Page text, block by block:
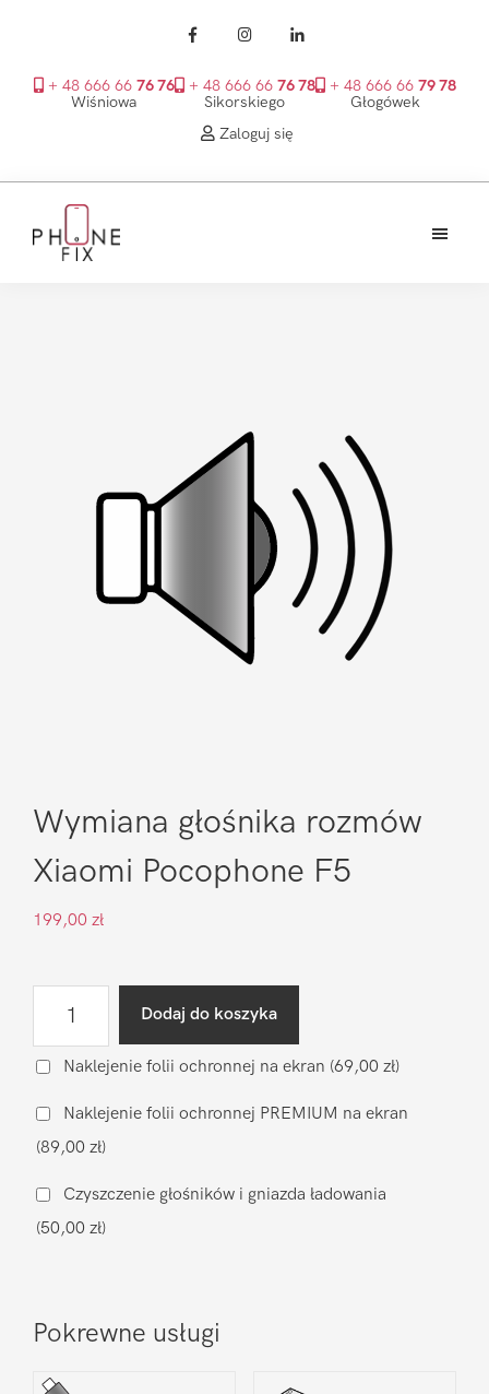
+ 48 666 66 76 76
Wiśniowa
+ 48 666 66 76 78
Sikorskiego
+ 48 666 66 79 78
Głogówek
Zaloguj się
głównego
Wymiana głośnika rozmów
Xiaomi Pocophone F5
199,00 zł
głośnika
Xiaomi
Pocophone
F5
Dodaj do koszyka
Naklejenie folii ochronnej na ekran (69,00 zł)
Naklejenie folii ochronnej PREMIUM na ekran
(89,00 zł)
Czyszczenie głośników i gniazda ładowania
(50,00 zł)
Pokrewne usługi